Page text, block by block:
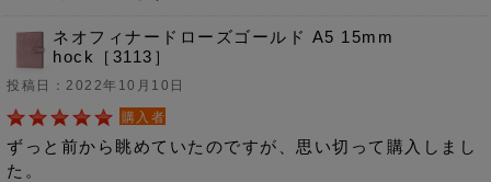
ネオフィナードローズゴールド A5 15mm
hock［3113］
投稿日：2022年10月10日
購入者
ずっと前から眺めていたのですが、思い切って購入しまし
た。